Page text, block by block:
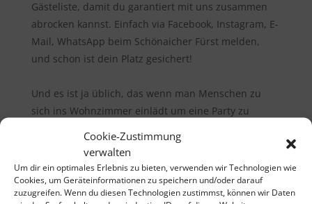
Cookie-Zustimmung
verwalten
Um dir ein optimales Erlebnis zu bieten, verwenden wir Technologien wie
Cookies, um Geräteinformationen zu speichern und/oder darauf
zuzugreifen. Wenn du diesen Technologien zustimmst, können wir Daten
Gästeliste, damit du garantiert mit uns zusammen
abrocken kannst. Einfach via Facebook, Instagram, E-
Mail, WhatsApp beim Schönaicher Fürst melden,
und schon ist dein Platz gesichert!
Und es ist ja üblich, das wenn man Menschen zu
sich ins Wohnzimmer einlädt um eine Party zu
Mehr Infos über Facebook
Livebands